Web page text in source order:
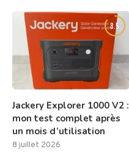
8.5
Jackery Explorer 1000 V2 :
mon test complet après
un mois d’utilisation
8 juillet 2026